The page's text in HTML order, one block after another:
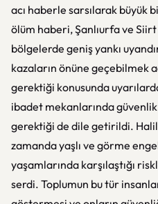
acı haberle sarsılarak büyük
ölüm haberi, Şanlıurfa ve
bölgelerde geniş yankı
kazaların önüne geçebilmek
gerektiği konusunda
ibadet mekanlarında
gerektiği de dile getirildi. Halil
zamanda yaşlı ve görme
yaşamlarında karşılaştığı
serdi. Toplumun bu tür